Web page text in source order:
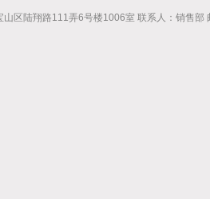
山区陆翔路111弄6号楼1006室 联系人：销售